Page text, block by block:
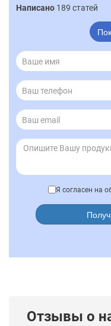
Написано 189 статей
Я согласен на
Отзывы о